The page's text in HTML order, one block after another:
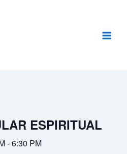
ESPIRITUAL
-6:30 PM